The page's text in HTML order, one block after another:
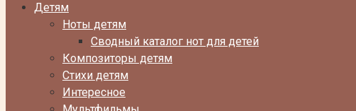
Детям
Ноты детям
Сводный каталог нот для детей
Композиторы детям
Стихи детям
Интересное